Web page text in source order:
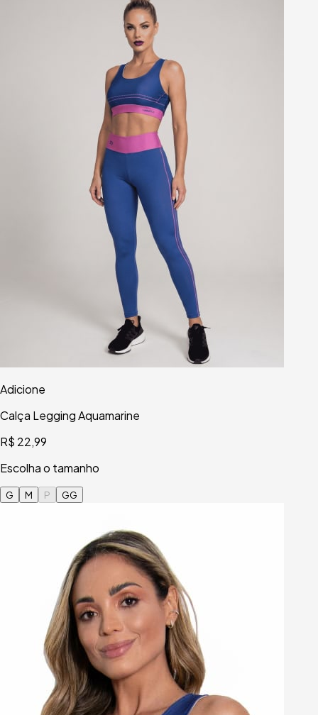
Adicione
Calça Legging Aquamarine
R$ 22,99
Escolha o tamanho
G M P GG